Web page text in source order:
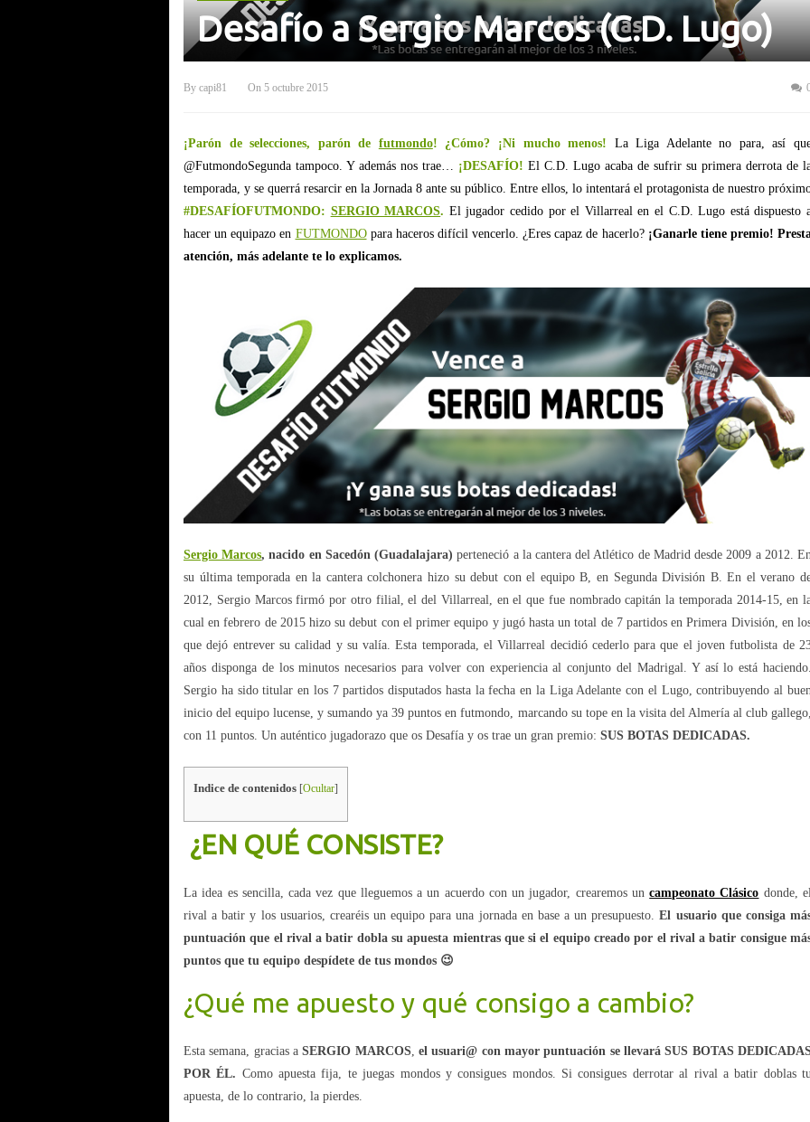
Desafío a Sergio Marcos (C.D. Lugo)
By capi81 On 5 octubre 2015
¡Parón de selecciones, parón de futmondo! ¿Cómo? ¡Ni mucho menos!
La Liga Adelante no para, así
@FutmondoSegunda tampoco. Y además nos trae… ¡DESAFÍO! El C.D. Lugo acaba de sufrir su primera derrota de
temporada, y se querrá resarcir en la Jornada 8 ante su público. Entre ellos, lo intentará el protagonista de nuestro
#DESAFÍOFUTMONDO: SERGIO MARCOS. El jugador cedido por el Villarreal en el C.D. Lugo está dispuesto
hacer un equipazo en FUTMONDOpara haceros difícil vencerlo. ¿Eres capaz de hacerlo? ¡Ganarle tiene premio!
atención, más adelante te lo explicamos.
Sergio Marcos, nacido en Sacedón (Guadalajara)perteneció a la cantera del Atlético de Madrid desde 2009 a 2012.
su última temporada en la cantera colchonera hizo su debut con el equipo B, en Segunda División B. En el verano
2012, Sergio Marcos firmó por otro filial, el del Villarreal, en el que fue nombrado capitán la temporada 2014-15, en
cual en febrero de 2015 hizo su debut con el primer equipo y jugó hasta un total de 7 partidos en Primera División, en
que dejó entrever su calidad y su valía. Esta temporada, el Villarreal decidió cederlo para que el joven futbolista de
años disponga de los minutos necesarios para volver con experiencia al conjunto del Madrigal. Y así lo está
Sergio ha sido titular en los 7 partidos disputados hasta la fecha en la Liga Adelante con el Lugo, contribuyendo al
inicio del equipo lucense, y sumando ya 39 puntos en futmondo, marcando su tope en la visita del Almería al club
con 11 puntos. Un auténtico jugadorazo que os Desafía y os trae un gran premio: SUS BOTAS DEDICADAS.
Indice de contenidos [Ocultar]
¿EN QUÉ CONSISTE?
La idea es sencilla, cada vez que lleguemos a un acuerdo con un jugador, crearemos uncampeonato Clásico donde,
rival a batir y los usuarios, crearéis un equipo para una jornada en base a un presupuesto.El usuario que consiga
puntuación que el rival a batir dobla su apuesta mientras que si el equipo creado por el rival a batir consigue
puntos que tu equipo despídete de tus mondos 😉
¿Qué me apuesto y qué consigo a cambio?
Esta semana, gracias aSERGIO MARCOS,el usuari@ con mayor puntuación se llevará SUS BOTAS
POR ÉL. Como apuesta fija, te juegas mondos y consigues mondos. Si consigues derrotar al rival a batir doblas
apuesta, de lo contrario, la pierdes.